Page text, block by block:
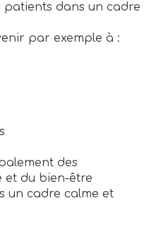
dans un cadre
par exemple à :
des
et du bien-être
un cadre calme et